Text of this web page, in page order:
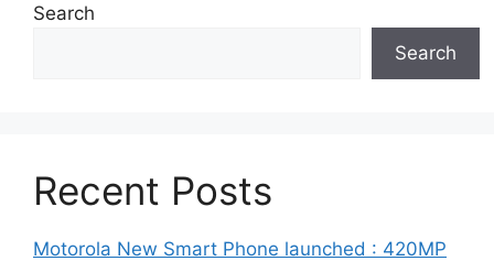
Search
Search
Recent Posts
Motorola New Smart Phone launched : 420MP